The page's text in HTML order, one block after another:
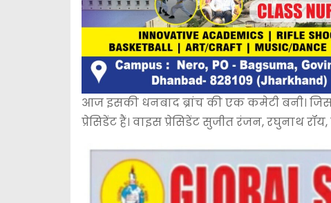
आज इसकी धनबाद ब्रांच की एक कमेटी बनी। जिसमें
प्रेसिडेंट हैं। वाइस प्रेसिडेंट सुजीत रंजन, रघुनाथ रॉय,